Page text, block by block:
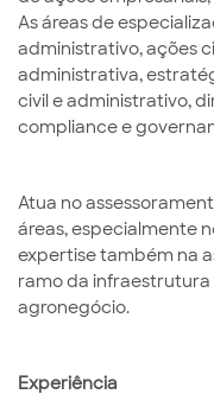
As áreas de
administrativo, ações
administrativa,
civil e administrativo,
compliance e
Atua no
áreas, especialmente
expertise também na
ramo da infraestrutura
agronegócio.
Experiência